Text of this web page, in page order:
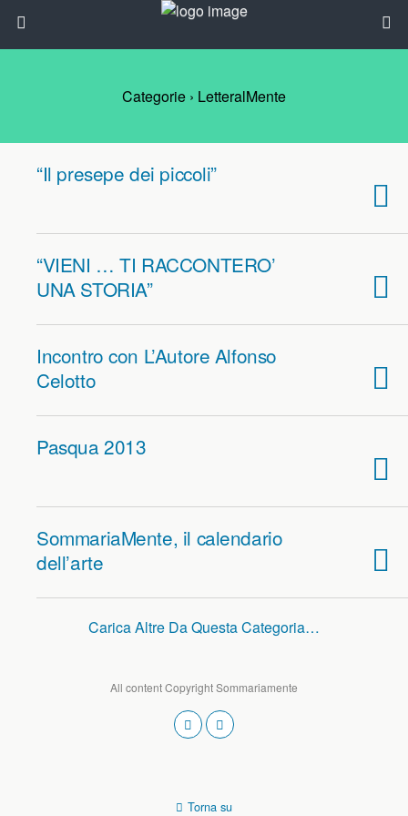
Categorie › LetteralMente
“Il presepe dei piccoli”
“VIENI … TI RACCONTERO’
UNA STORIA”
Incontro con L’Autore Alfonso
Celotto
Pasqua 2013
SommariaMente, il calendario
dell’arte
Carica Altre Da Questa Categoria…
All content Copyright Sommariamente
Torna su